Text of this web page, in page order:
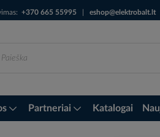
+370 665 55995 eshop@elektrobalt.lt
Partneriai Katalogai